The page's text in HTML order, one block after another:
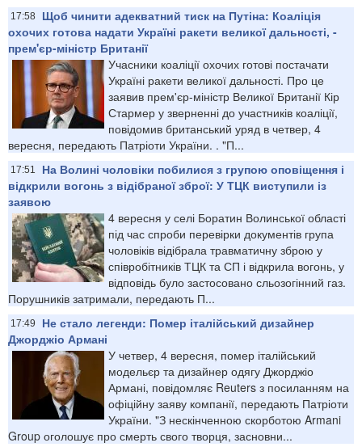
17:58
Щоб чинити адекватний тиск на Путіна: Коаліція
охочих готова надати Україні ракети великої дальності, -
прем'єр-міністр Британії
Учасники коаліції охочих готові постачати
Україні ракети великої дальності. Про це
заявив прем'єр-міністр Великої Британії Кір
Стармер у зверненні до участників коаліції,
повідомив британський уряд в четвер, 4
вересня, передають Патріоти України. . "П...
17:51
На Волині чоловіки побилися з групою оповіщення і
відкрили вогонь з відібраної зброї: У ТЦК виступили із
заявою
4 вересня у селі Боратин Волинської області
під час спроби перевірки документів група
чоловіків відібрала травматичну зброю у
співробітників ТЦК та СП і відкрила вогонь, у
відповідь було застосовано сльозогінний газ.
Порушників затримали, передають П...
17:49
Не стало легенди: Помер італійський дизайнер
Джорджіо Армані
У четвер, 4 вересня, помер італійський
модельєр та дизайнер одягу Джорджіо
Армані, повідомляє Reuters з посиланням на
офіційну заяву компанії, передають Патріоти
України. "З нескінченною скорботою Armani
Group оголошує про смерть свого творця, засновни...